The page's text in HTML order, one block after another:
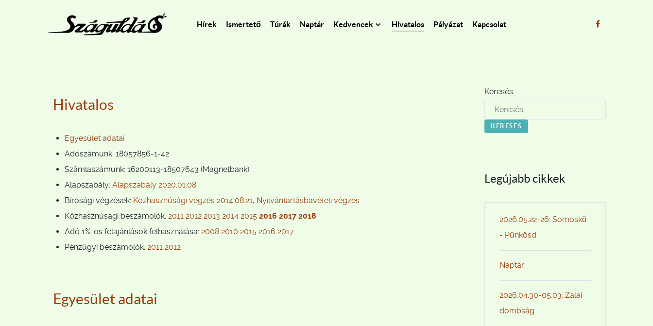
Hírek Ismertető Túrák Naptár Kedvencek Hivatalos Pályázat Kapcsolat
Hivatalos
Egyesület adatai
Adószámunk: 18057856-1-42
Számlaszámunk: 16200113-18507643 (Magnetbank)
Alapszabály: Alapszabály 2020.01.08
Bírósági végzések: Közhasznúsági végzés 2014.08.21, Nyilvántartásbavételi végzés
Közhasznúsági beszámolók: 2011 2012 2013 2014 2015 2016 2017 2018
Adó 1%-os felajánlások felhasználása: 2008 2010 2015 2016 2017
Pénzügyi beszámolók: 2011 2012
Egyesület adatai
Keresés
KERESÉS
Legújabb cikkek
2026.05.22-26: Somoskő
- Pünkösd
Naptár
2026.04.30-05.03: Zalai
dombság